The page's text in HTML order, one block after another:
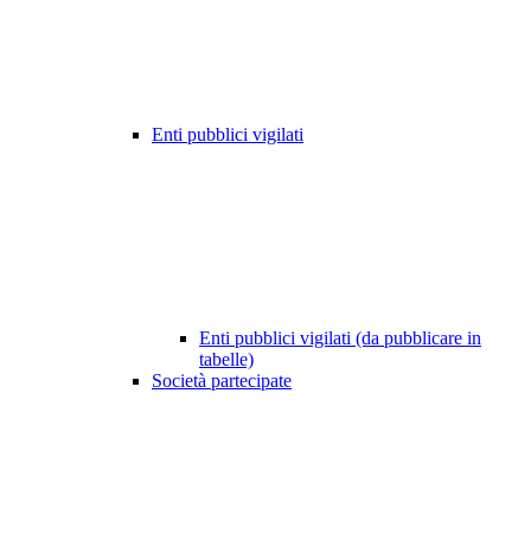
Enti pubblici vigilati
Enti pubblici vigilati (da pubblicare in
tabelle)
Società partecipate